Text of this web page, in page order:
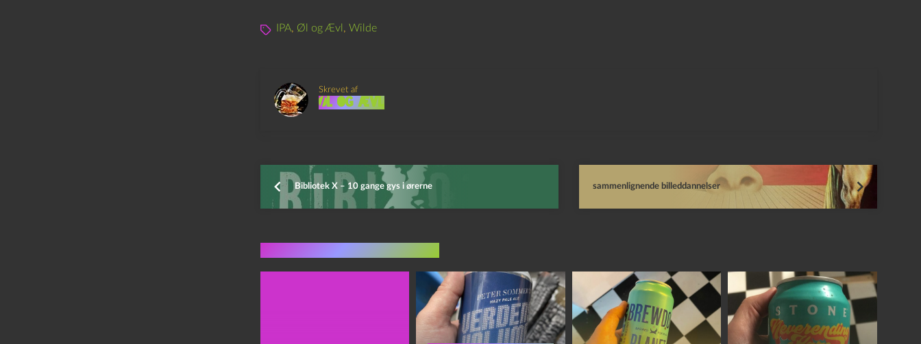
IPA, Øl og Ævl , Wilde
Skrevet af
Øl og Ævl
Bibliotek X – 10 gange gys i ørerne sammenlignende billeddannelser